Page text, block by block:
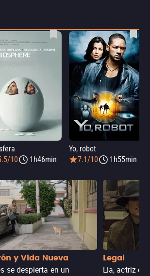
10
1h46min
Yo, robot
7.1/10
1h55min
y Vida Nueva
se despierta en un
Legal
Lia, actriz